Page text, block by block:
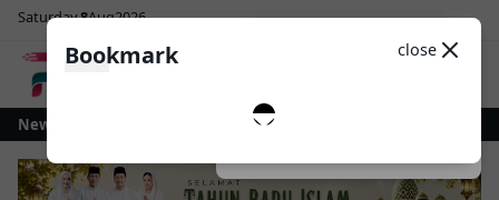
Saturday8Aug2026
Light
NewsRevitalisasi Alun-Alun Paloko Kinalang
Bookmark close